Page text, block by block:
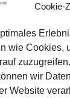
Cookie-
wie Cookies,
wir
Website
Kontakt zu
Impressum